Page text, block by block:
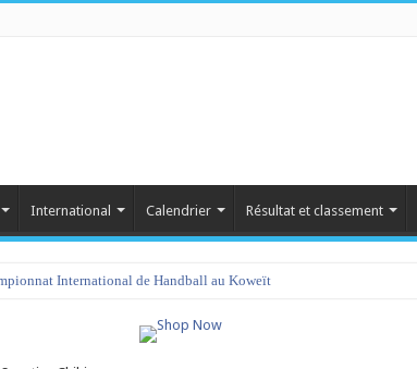
International Calendrier Résultat et classement
International de Handball au Koweït